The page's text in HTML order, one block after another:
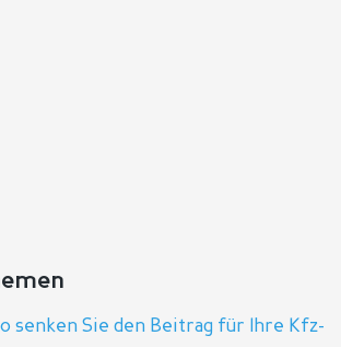
senken Sie den Beitrag für Ihre Kfz-